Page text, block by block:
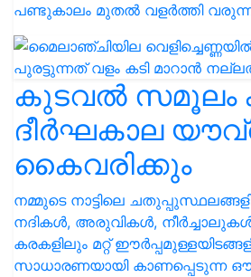
പണ്ടുകാലം മുതൽ വളർത്തി
കുടവൽ സമൂലം
ദീർഘകാല
കൈവരിക്കും
നമ്മുടെ നാട്ടിലെ
നദികൾ, അരുവികൾ,
കരകളിലും മറ്റ്
സാധാരണയായി കാണപ്പെടുന്ന